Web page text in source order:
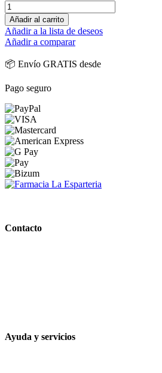
Añadir al carrito
Añadir a la lista de deseos
Añadir a comparar
📦 Envío GRATIS desde
Pago seguro
Contacto
Ayuda y servicios